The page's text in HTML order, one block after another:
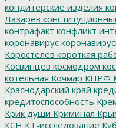
кондитерские изделия
Лазарев
контрафакт конфликт
коронавирус
Коростелев короткая
Косвинцев космодром
котельная Кочмар КПРФ
Краснодарский край
кредитоспособность
Крик души Криминал
КСН КТ-исследование